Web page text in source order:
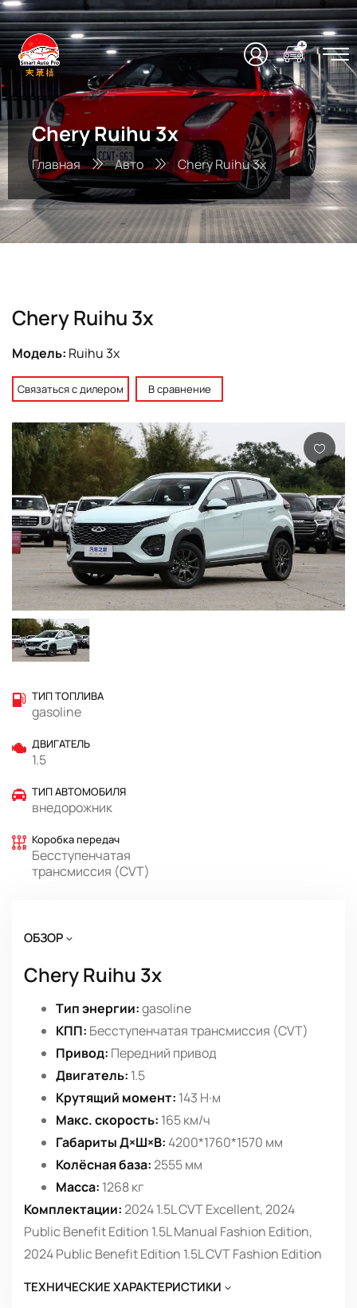
Chery Ruihu 3x
Главная Авто Chery Ruihu 3x
Chery Ruihu 3x
Модель: Ruihu 3x
Связаться с дилером В сравнение
ТИП ТОПЛИВА
gasoline
ДВИГАТЕЛЬ
1.5
ТИП АВТОМОБИЛЯ
внедорожник
Коробка передач
Бесступенчатая
трансмиссия (CVT)
ОБЗОР
Chery Ruihu 3x
Тип энергии:gasoline
КПП: Бесступенчатая трансмиссия (CVT)
Привод: Передний привод
Двигатель: 1.5
Крутящий момент: 143 Н·м
Макс. скорость: 165 км/ч
Габариты Д×Ш×В: 4200*1760*1570 мм
Колёсная база:2555 мм
Масса: 1268 кг
Комплектации:2024 1.5L CVT Excellent, 2024
Public Benefit Edition 1.5L Manual Fashion Edition,
2024 Public Benefit Edition 1.5L CVT Fashion Edition
ТЕХНИЧЕСКИЕ ХАРАКТЕРИСТИКИ